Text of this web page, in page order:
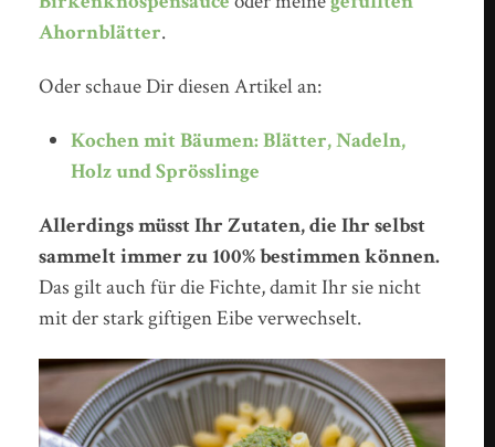
Ahornblätter.
Oder schaue Dir diesen Artikel an:
Kochen mit Bäumen: Blätter, Nadeln,
Holz und Sprösslinge
Allerdings müsst Ihr Zutaten, die Ihr selbst
sammelt immer zu 100% bestimmen können.
Das gilt auch für die Fichte, damit Ihr sie nicht
mit der stark giftigen Eibe verwechselt.